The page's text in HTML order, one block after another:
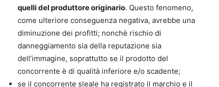
quelli del produttore originario. Questo fenomeno,
come ulteriore conseguenza negativa, avrebbe una
diminuzione dei profitti; nonchè rischio di
danneggiamento sia della reputazione sia
dell’immagine, soprattutto se il prodotto del
concorrente è di qualità inferiore e/o scadente;
se il concorrente sleale ha registrato il marchio e il